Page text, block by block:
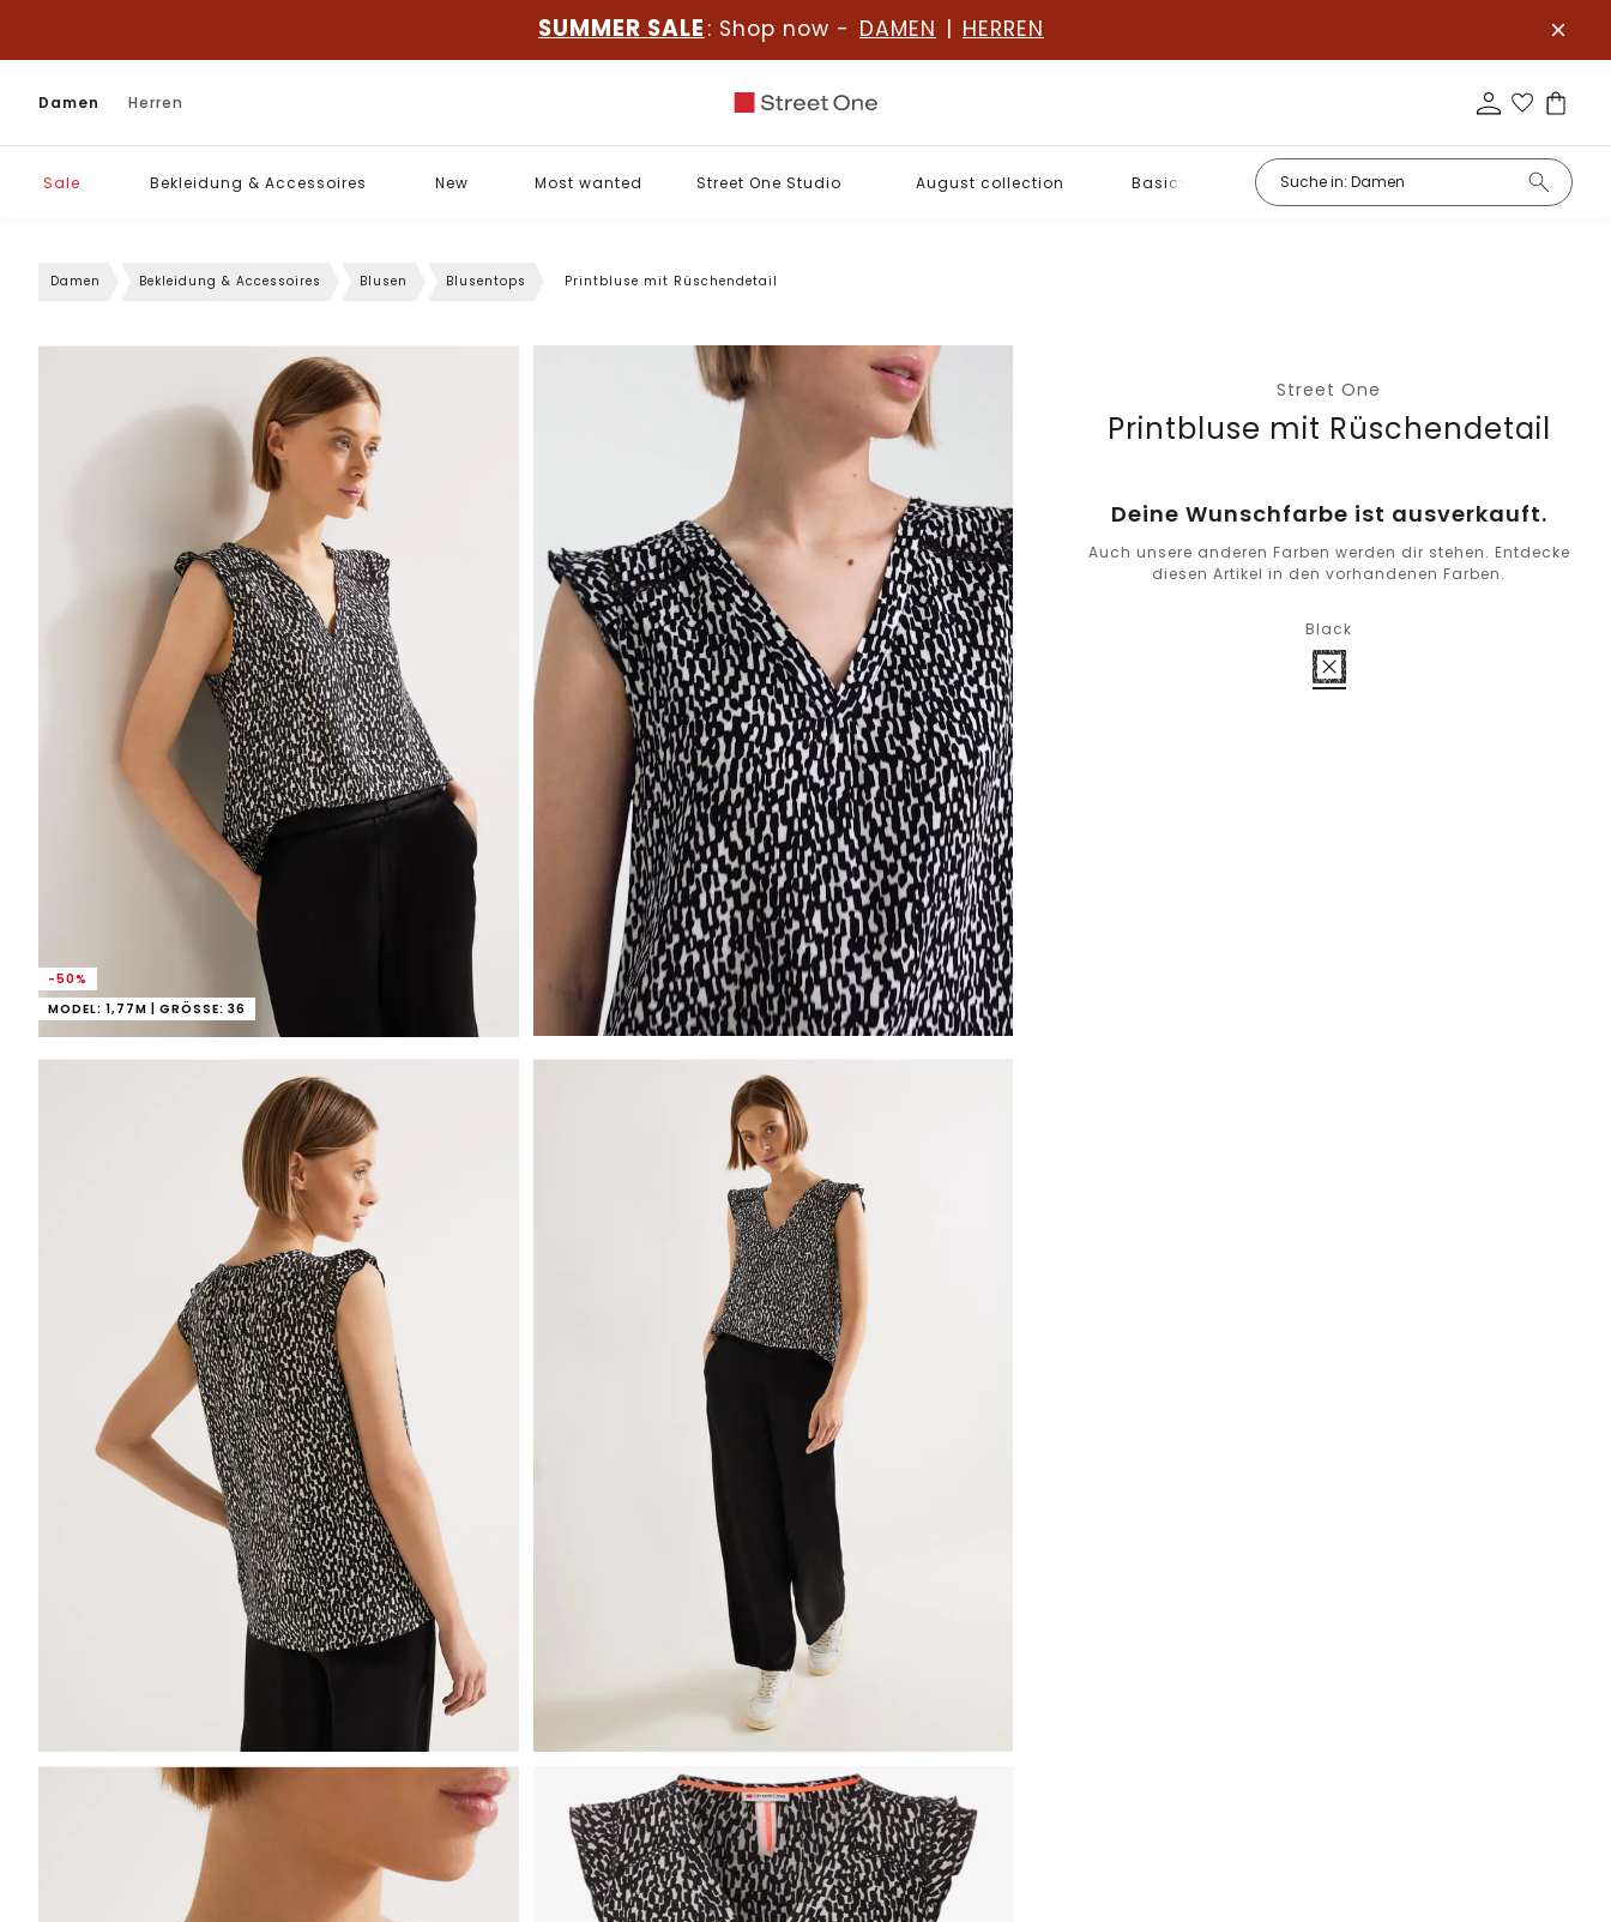
SUMMER SALE : Shop now - DAMEN | HERREN
Damen Herren
Sale Bekleidung & Accessoires New Most wanted Street One Studio August collection Basics
Damen Bekleidung & Accessoires Blusen Blusentops Printbluse mit Rüschendetail
-50%
MODEL: 1,77M | GRÖSSE: 36
Street One
Printbluse mit Rüschendetail
Deine Wunschfarbe ist ausverkauft.
Auch unsere anderen Farben werden dir stehen. Entdecke
diesen Artikel in den vorhandenen Farben.
Black